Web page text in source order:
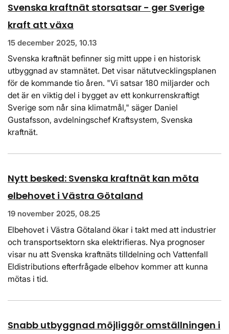
Svenska kraftnät storsatsar - ger Sverige
kraft att växa
15 december 2025, 10.13
Svenska kraftnät befinner sig mitt uppe i en historisk
utbyggnad av stamnätet. Det visar nätutvecklingsplanen
för de kommande tio åren. "Vi satsar 180 miljarder och
det är en viktig del i bygget av ett konkurrenskraftigt
Sverige som når sina klimatmål," säger Daniel
Gustafsson, avdelningschef Kraftsystem, Svenska
kraftnät.
Nytt besked: Svenska kraftnät kan möta
elbehovet i Västra Götaland
19 november 2025, 08.25
Elbehovet i Västra Götaland ökar i takt med att industrier
och transportsektorn ska elektrifieras. Nya prognoser
visar nu att Svenska kraftnäts tilldelning och Vattenfall
Eldistributions efterfrågade elbehov kommer att kunna
mötas i tid.
Snabb utbyggnad möjliggör omställningen i